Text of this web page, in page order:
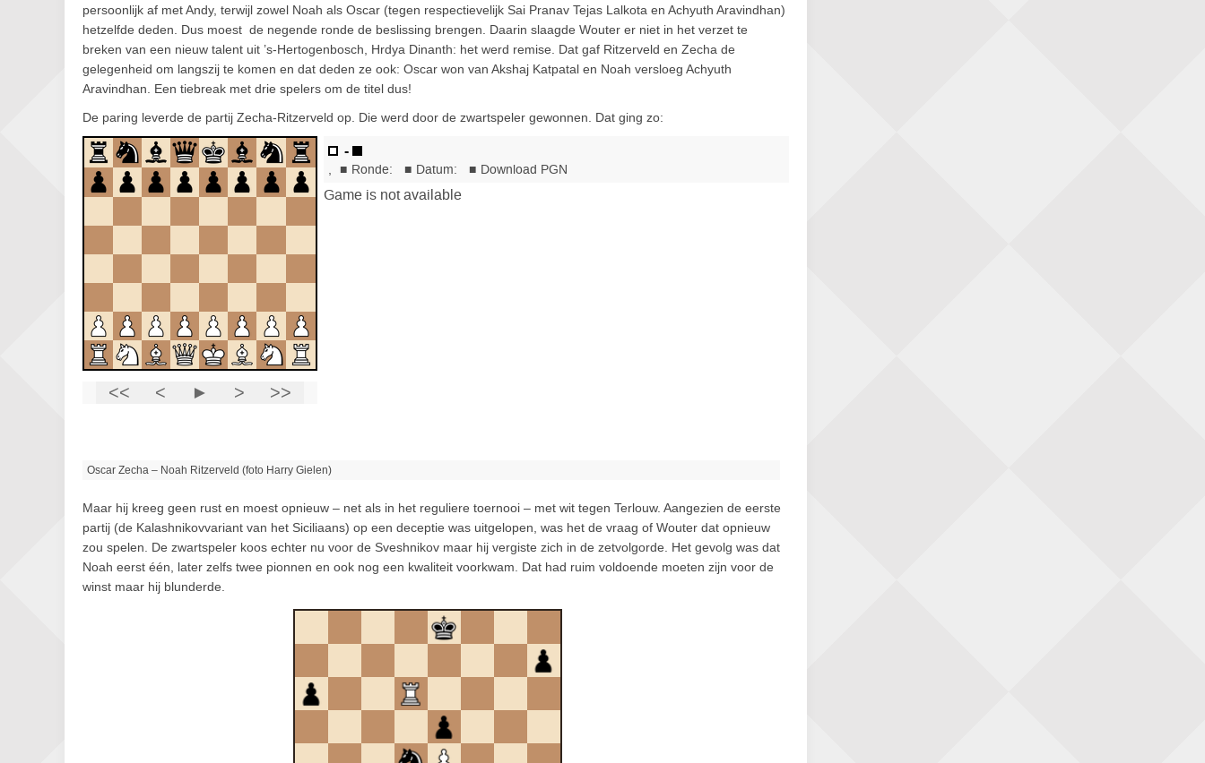
persoonlijk af met Andy, terwijl zowel Noah als Oscar (tegen respectievelijk Sai Pranav Tejas Lalkota en Achyuth Aravindhan)
hetzelfde deden. Dus moest de negende ronde de beslissing brengen. Daarin slaagde Wouter er niet in het verzet te
breken van een nieuw talent uit ’s-Hertogenbosch, Hrdya Dinanth: het werd remise. Dat gaf Ritzerveld en Zecha de
gelegenheid om langszij te komen en dat deden ze ook: Oscar won van Akshaj Katpatal en Noah versloeg Achyuth
Aravindhan. Een tiebreak met drie spelers om de titel dus!
De paring leverde de partij Zecha-Ritzerveld op. Die werd door de zwartspeler gewonnen. Dat ging zo:
Oscar Zecha – Noah Ritzerveld (foto Harry Gielen)
Maar hij kreeg geen rust en moest opnieuw – net als in het reguliere toernooi – met wit tegen Terlouw. Aangezien de eerste
partij (de Kalashnikovvariant van het Siciliaans) op een deceptie was uitgelopen, was het de vraag of Wouter dat opnieuw
zou spelen. De zwartspeler koos echter nu voor de Sveshnikov maar hij vergiste zich in de zetvolgorde. Het gevolg was dat
Noah eerst één, later zelfs twee pionnen en ook nog een kwaliteit voorkwam. Dat had ruim voldoende moeten zijn voor de
winst maar hij blunderde.